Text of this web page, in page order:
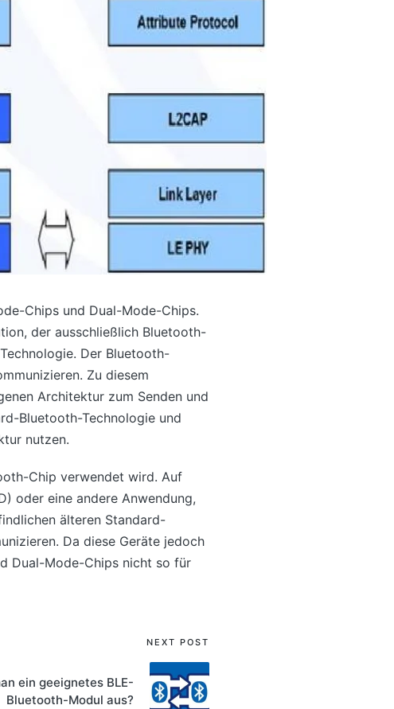
Chips und Dual-Mode-Chips.
der ausschließlich Bluetooth-
Der Bluetooth-
Zu diesem
Architektur zum Senden und
Bluetooth-Technologie und
nutzen.
Chip verwendet wird. Auf
oder eine andere Anwendung,
älteren Standard-
Da diese Geräte jedoch
Dual-Mode-Chips nicht so für
NEXT POST
ein geeignetes BLE-
Bluetooth-Modul aus?